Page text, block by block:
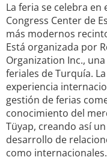
La feria se celebra en
Congress Center de
más modernos
Está organizada por
Organization Inc.,
feriales de Turquía.
experiencia
gestión de ferias
conocimiento del
Tüyap, creando así
desarrollo de
como internacionales.